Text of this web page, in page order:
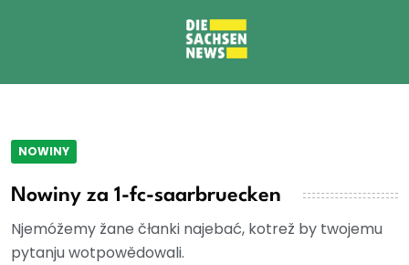
NOWINY
Nowiny za 1-fc-saarbruecken
Njemóžemy žane čłanki najebać, kotrež by twojemu
pytanju wotpowědowali.